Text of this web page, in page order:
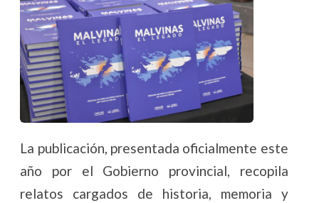
La publicación, presentada oficialmente este
año por el Gobierno provincial, recopila
relatos cargados de historia, memoria y